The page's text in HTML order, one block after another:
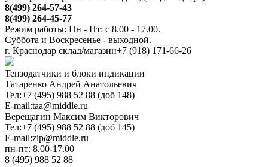
8(499) 264-57-43
8(499) 264-45-77
Режим работы: Пн - Пт: с 8.00 - 17.00.
Суббота и Воскресенье - выходной.
г. Краснодар склад/магазин+7 (918) 171-66-26
Тензодатчики и блоки индикации
Татаренко Андрей Анатольевич
Тел:+7 (495) 988 52 88 (доб 148)
E-mail:taa@middle.ru
Верещагин Максим Викторович
Тел:+7 (495) 988 52 88 (доб 145)
E-mail:zip@middle.ru
пн-пт: 8.00-17.00
8 (495) 988 52 88